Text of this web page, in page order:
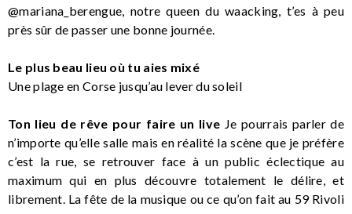
@mariana_berengue, notre queen du waacking, t’es à peu
près sûr de passer une bonne journée.
Le plus beau lieu où tu aies mixé
Une plage en Corse jusqu’au lever du soleil
Ton lieu de rêve pour faire un live Je pourrais parler de
n’importe qu’elle salle mais en réalité la scène que je préfère
c’est la rue, se retrouver face à un public éclectique au
maximum qui en plus découvre totalement le délire, et
librement. La fête de la musique ou ce qu’on fait au 59 Rivoli